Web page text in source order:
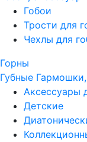
Гобои
Трости для
Чехлы для
Горны
Губные
Аксессуары
Детские